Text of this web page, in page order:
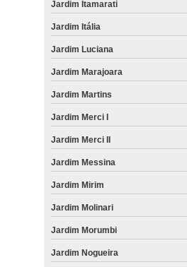
Jardim Itamarati
Jardim Itália
Jardim Luciana
Jardim Marajoara
Jardim Martins
Jardim Merci I
Jardim Merci II
Jardim Messina
Jardim Mirim
Jardim Molinari
Jardim Morumbi
Jardim Nogueira